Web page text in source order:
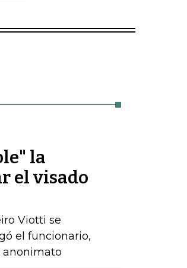
la
el visado
Viotti se
el funcionario,
anonimato